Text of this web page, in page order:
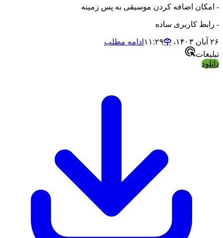
اضافه کردن موسیقی به پس زمینه
کاربری ساده
ادامه مطلب